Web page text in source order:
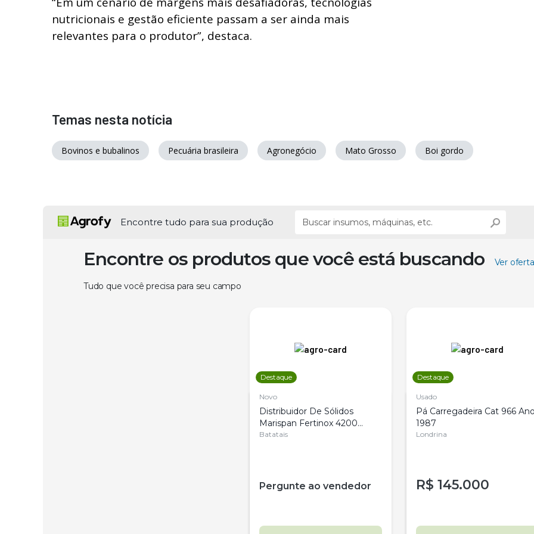
nutricionais e gestão eficiente passam a ser ainda mais
relevantes para o produtor”, destaca.
Temas nesta notícia
Bovinos e bubalinos Pecuária brasileira Agronegócio Mato Grosso Boi gordo
Encontre tudo para sua produção
Encontre os produtos que você está buscando Ver
Tudo que você precisa para seu campo
Destaque
Novo
Distribuidor De Sólidos
Marispan Fertinox 4200
Citrus
Batatais
Pergunte ao vendedor
Destaque
Usado
Pá Carregadeira Cat 966
1987
Londrina
R$ 145.000